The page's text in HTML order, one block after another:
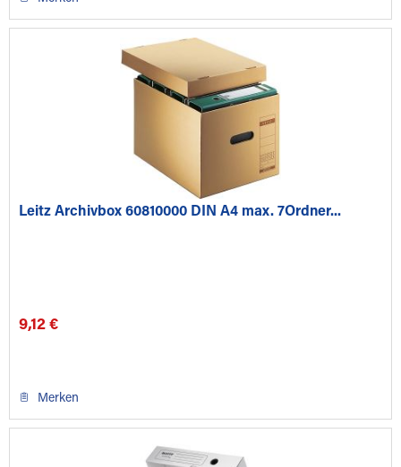
Leitz Archivbox 60810000 DIN A4 max. 7Ordner...
9,12 €
Merken